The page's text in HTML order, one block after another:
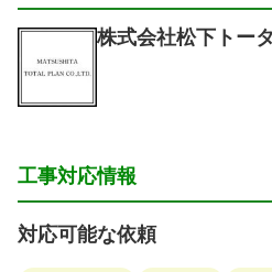
株式会社松下トー
工事対応情報
対応可能な依頼